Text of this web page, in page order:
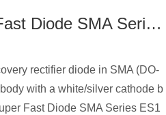
Want High Efficiency? Try WEET Super Fast Diode SMA Series ES1J!
rectifier diode in SMA (DO-
with a white/silver cathode b
Fast Diode SMA Series ES1